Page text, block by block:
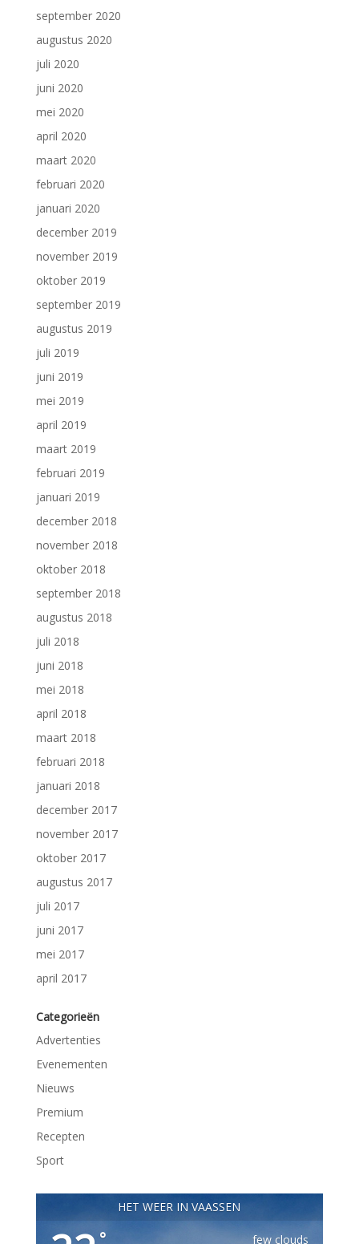
september 2020
augustus 2020
juli 2020
juni 2020
mei 2020
april 2020
maart 2020
februari 2020
januari 2020
december 2019
november 2019
oktober 2019
september 2019
augustus 2019
juli 2019
juni 2019
mei 2019
april 2019
maart 2019
februari 2019
januari 2019
december 2018
november 2018
oktober 2018
september 2018
augustus 2018
juli 2018
juni 2018
mei 2018
april 2018
maart 2018
februari 2018
januari 2018
december 2017
november 2017
oktober 2017
augustus 2017
juli 2017
juni 2017
mei 2017
april 2017
Categorieën
Advertenties
Evenementen
Nieuws
Premium
Recepten
Sport
HET WEER IN VAASSEN
° few clouds